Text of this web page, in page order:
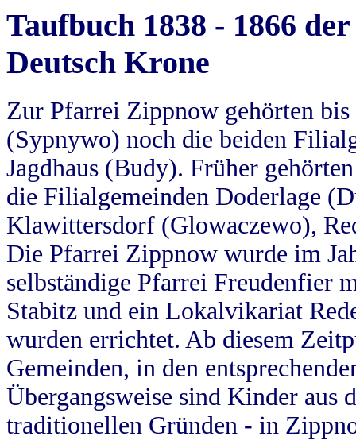
Taufbuch 1838 - 1866
Deutsch Krone
Zur Pfarrei Zippnow gehörten
(Sypnywo) noch die beiden
Jagdhaus (Budy). Früher
die Filialgemeinden Doderlage
Klawittersdorf (Glowaczewo),
Die Pfarrei Zippnow wurde im
selbständige Pfarrei Freudenfier
Stabitz und ein Lokalvikariat
wurden errichtet. Ab diesem
Gemeinden, in den
Übergangsweise sind Kinder aus
traditionellen Gründen - in